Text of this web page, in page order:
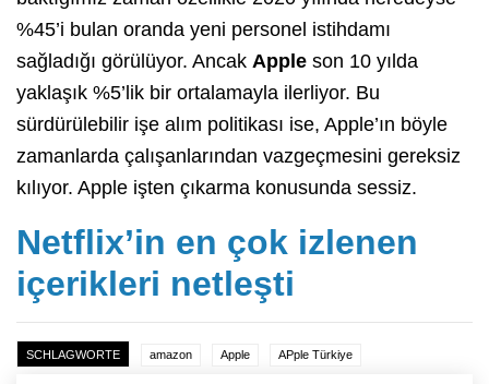
%45’i bulan oranda yeni personel istihdamı
sağladığı görülüyor. Ancak Apple son 10 yılda
yaklaşık %5’lik bir ortalamayla ilerliyor. Bu
sürdürülebilir işe alım politikası ise, Apple’ın böyle
zamanlarda çalışanlarından vazgeçmesini gereksiz
kılıyor. Apple işten çıkarma konusunda sessiz.
Netflix’in en çok izlenen
içerikleri netleşti
SCHLAGWORTE amazon Apple APple Türkiye